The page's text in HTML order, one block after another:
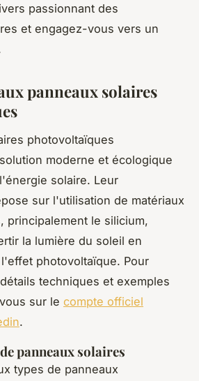
passionnant des
et engagez-vous vers un
panneaux solaires
photovoltaïques
moderne et écologique
solaire. Leur
sur l'utilisation de matériaux
principalement le silicium,
la lumière du soleil en
photovoltaïque. Pour
techniques et exemples
sur le compte officiel
.
panneaux solaires
types de panneaux